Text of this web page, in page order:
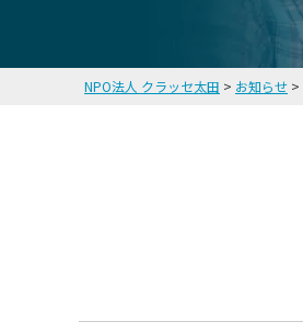
NPO法人 クラッセ太田 > お知らせ >